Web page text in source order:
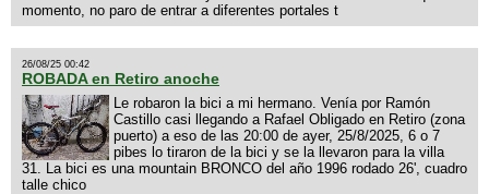
momento, no paro de entrar a diferentes portales t
26/08/25 00:42
ROBADA en Retiro anoche
Le robaron la bici a mi hermano. Venía por Ramón
Castillo casi llegando a Rafael Obligado en Retiro (zona
puerto) a eso de las 20:00 de ayer, 25/8/2025, 6 o 7
pibes lo tiraron de la bici y se la llevaron para la villa
31. La bici es una mountain BRONCO del año 1996 rodado 26', cuadro
talle chico